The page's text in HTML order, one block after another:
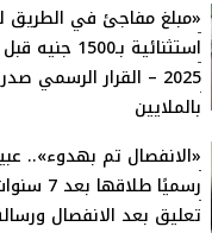
«مبلغ مفاجئ في
استثنائية
2025 – القرار الرسمي
بالملايين
«الانفصال تم بهدوء»..
رسميًا
تعليق بعد الانفصال